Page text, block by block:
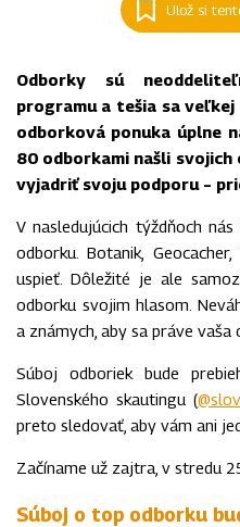
Ulož si
Odborky sú
programu a tešia sa
odborková ponuka úplne
80 odborkami našli svojich
vyjadriť svoju podporu –
V nasledujúcich týždňoch
odborku. Botanik,
uspieť. Dôležité je ale
odborku svojim hlasom.
a známych, aby sa práve
Súboj odboriek bude
Slovenského skautingu (
preto sledovať, aby vám ani
Začíname už zajtra, v stredu
Súboj o top odborku